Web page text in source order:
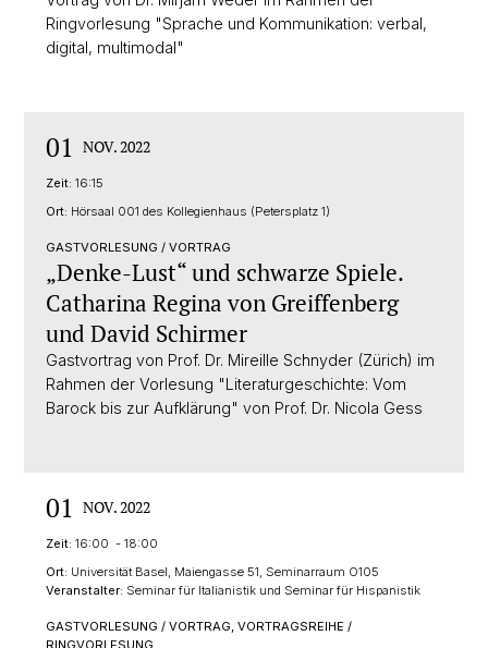
Ringvorlesung "Sprache und Kommunikation: verbal,
digital, multimodal"
01 NOV. 2022
Zeit: 16:15
Ort: Hörsaal 001 des Kollegienhaus (Petersplatz 1)
GASTVORLESUNG / VORTRAG
„Denke-Lust“ und schwarze Spiele.
Catharina Regina von Greiffenberg
und David Schirmer
Gastvortrag von Prof. Dr. Mireille Schnyder (Zürich) im
Rahmen der Vorlesung "Literaturgeschichte: Vom
Barock bis zur Aufklärung" von Prof. Dr. Nicola Gess
01 NOV. 2022
Zeit: 16:00 - 18:00
Ort: Universität Basel, Maiengasse 51, Seminarraum O105
Veranstalter: Seminar für Italianistik und Seminar für Hispanistik
GASTVORLESUNG / VORTRAG, VORTRAGSREIHE /
RINGVORLESUNG